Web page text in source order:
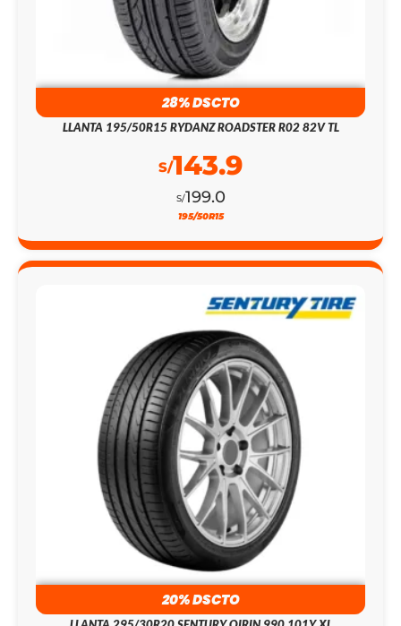
28% DSCTO
LLANTA 195/50R15 RYDANZ ROADSTER R02 82V TL
199.0
143.9
195/50R15
20% DSCTO
LLANTA 295/30R20 SENTURY QIRIN 990 101Y XL